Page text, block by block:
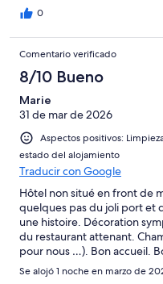
0
Comentario verificado
8/10 Bueno
Marie
31 de mar de 2026
Aspectos positivos:
estado del alojamiento
Traducir con Google
Hôtel non situé en front de
quelques pas du joli port et
une histoire. Décoration
du restaurant attenant.
pour nous …). Bon accueil.
Se alojó 1 noche en marzo de